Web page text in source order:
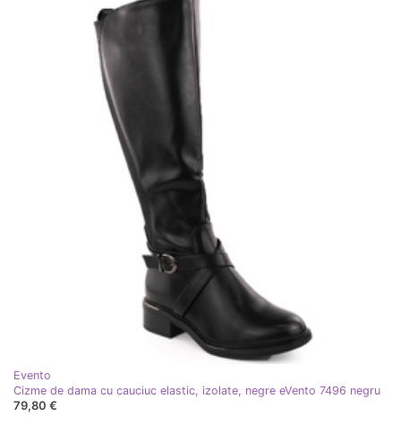
Evento
Cizme de dama cu cauciuc elastic, izolate, negre eVento 7496 negru
79,80 €